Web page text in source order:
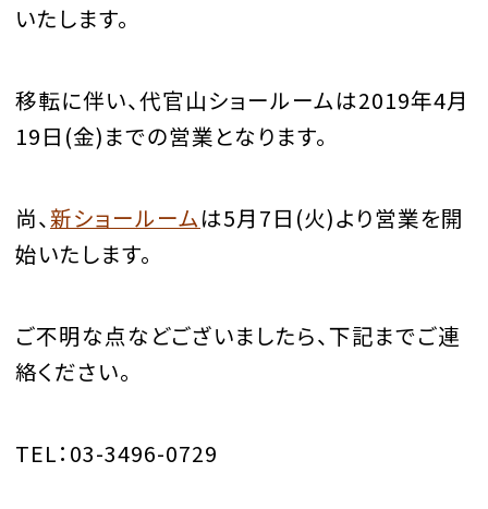
いたします。
移転に伴い、代官山ショールームは2019年4月
19日(金)までの営業となります。
尚、新ショールームは5月7日(火)より営業を開
始いたします。
ご不明な点などございましたら、下記までご連
絡ください。
TEL：03-3496-0729